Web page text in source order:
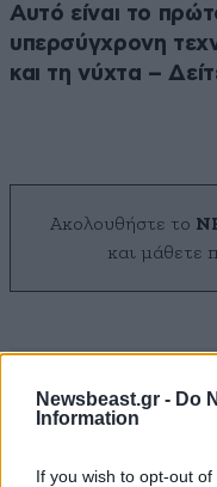
Newsbeast.gr - Do
Information
If you wish to opt-out
Αυτό είναι το
υπερσύγχρονη
και τη νύχτα –
Ακολουθήστε το
και μάθετε